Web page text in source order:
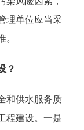
理单位应当采
。
？
和供水服务质
程建设。一是